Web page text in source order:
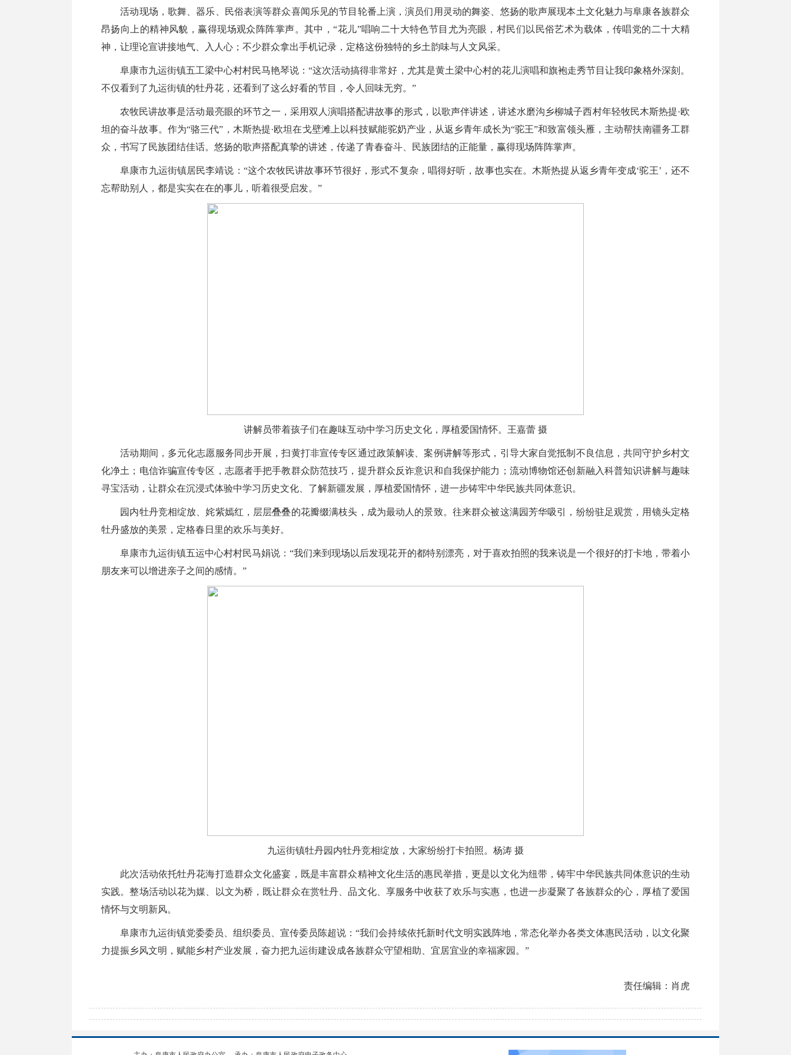
活动现场，歌舞、器乐、民俗表演等群众喜闻乐见的节目轮番上演，演员们用灵动的舞姿、悠扬的歌声展现本土文化魅力与阜康各族群众
昂扬向上的精神风貌，赢得现场观众阵阵掌声。其中，“花儿”唱响二十大特色节目尤为亮眼，村民们以民俗艺术为载体，传唱党的二十大精
神，让理论宣讲接地气、入人心；不少群众拿出手机记录，定格这份独特的乡土韵味与人文风采。
阜康市九运街镇五工梁中心村村民马艳琴说：“这次活动搞得非常好，尤其是黄土梁中心村的花儿演唱和旗袍走秀节目让我印象格外深刻。
不仅看到了九运街镇的牡丹花，还看到了这么好看的节目，令人回味无穷。”
农牧民讲故事是活动最亮眼的环节之一，采用双人演唱搭配讲故事的形式，以歌声伴讲述，讲述水磨沟乡柳城子西村年轻牧民木斯热提·欧
坦的奋斗故事。作为“骆三代”，木斯热提·欧坦在戈壁滩上以科技赋能驼奶产业，从返乡青年成长为“驼王”和致富领头雁，主动帮扶南疆务工群
众，书写了民族团结佳话。悠扬的歌声搭配真挚的讲述，传递了青春奋斗、民族团结的正能量，赢得现场阵阵掌声。
阜康市九运街镇居民李靖说：“这个农牧民讲故事环节很好，形式不复杂，唱得好听，故事也实在。木斯热提从返乡青年变成‘驼王’，还不
忘帮助别人，都是实实在在的事儿，听着很受启发。”
讲解员带着孩子们在趣味互动中学习历史文化，厚植爱国情怀。王嘉蕾 摄
活动期间，多元化志愿服务同步开展，扫黄打非宣传专区通过政策解读、案例讲解等形式，引导大家自觉抵制不良信息，共同守护乡村文
化净土；电信诈骗宣传专区，志愿者手把手教群众防范技巧，提升群众反诈意识和自我保护能力；流动博物馆还创新融入科普知识讲解与趣味
寻宝活动，让群众在沉浸式体验中学习历史文化、了解新疆发展，厚植爱国情怀，进一步铸牢中华民族共同体意识。
园内牡丹竞相绽放、姹紫嫣红，层层叠叠的花瓣缀满枝头，成为最动人的景致。往来群众被这满园芳华吸引，纷纷驻足观赏，用镜头定格
牡丹盛放的美景，定格春日里的欢乐与美好。
阜康市九运街镇五运中心村村民马娟说：“我们来到现场以后发现花开的都特别漂亮，对于喜欢拍照的我来说是一个很好的打卡地，带着小
朋友来可以增进亲子之间的感情。”
九运街镇牡丹园内牡丹竞相绽放，大家纷纷打卡拍照。杨涛 摄
此次活动依托牡丹花海打造群众文化盛宴，既是丰富群众精神文化生活的惠民举措，更是以文化为纽带，铸牢中华民族共同体意识的生动
实践。整场活动以花为媒、以文为桥，既让群众在赏牡丹、品文化、享服务中收获了欢乐与实惠，也进一步凝聚了各族群众的心，厚植了爱国
情怀与文明新风。
阜康市九运街镇党委委员、组织委员、宣传委员陈超说：“我们会持续依托新时代文明实践阵地，常态化举办各类文体惠民活动，以文化聚
力提振乡风文明，赋能乡村产业发展，奋力把九运街建设成各族群众守望相助、宜居宜业的幸福家园。”
责任编辑：肖虎